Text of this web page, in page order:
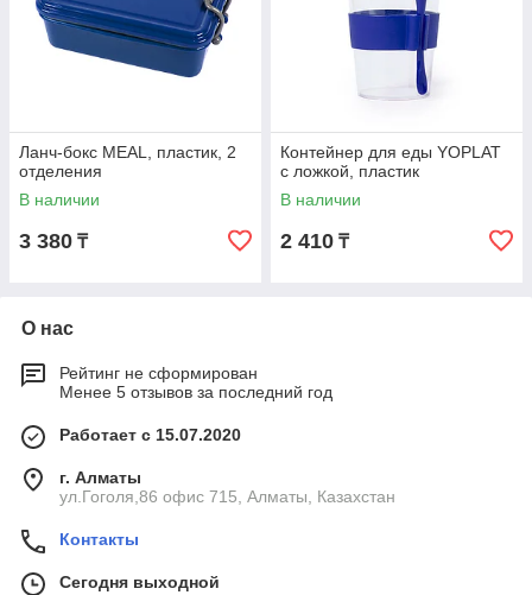
Ланч-бокс MEAL, пластик, 2
отделения
В наличии
3 380 ₸
Контейнер для еды YOPLAT
с ложкой, пластик
В наличии
2 410 ₸
О нас
Рейтинг не сформирован
Менее 5 отзывов за последний год
Работает с 15.07.2020
г. Алматы
ул.Гоголя,86 офис 715, Алматы, Казахстан
Контакты
Сегодня выходной